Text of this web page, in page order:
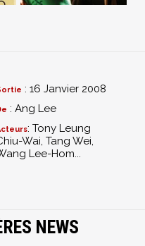
: 16 Janvier 2008
: Ang Lee
: Tony Leung
Wai, Tang Wei,
Lee-Hom...
NEWS